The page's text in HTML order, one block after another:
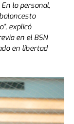
lo personal,
explicó
en el BSN
en libertad